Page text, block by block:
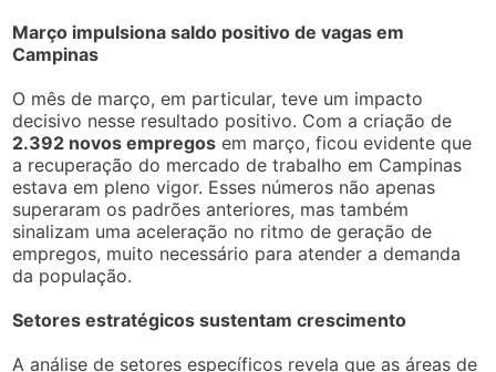
Março impulsiona saldo positivo de vagas em
Campinas
O mês de março, em particular, teve um impacto
decisivo nesse resultado positivo. Com a criação de
2.392 novos empregos em março, ficou evidente que
a recuperação do mercado de trabalho em Campinas
estava em pleno vigor. Esses números não apenas
superaram os padrões anteriores, mas também
sinalizam uma aceleração no ritmo de geração de
empregos, muito necessário para atender a demanda
da população.
Setores estratégicos sustentam crescimento
A análise de setores específicos revela que as áreas de